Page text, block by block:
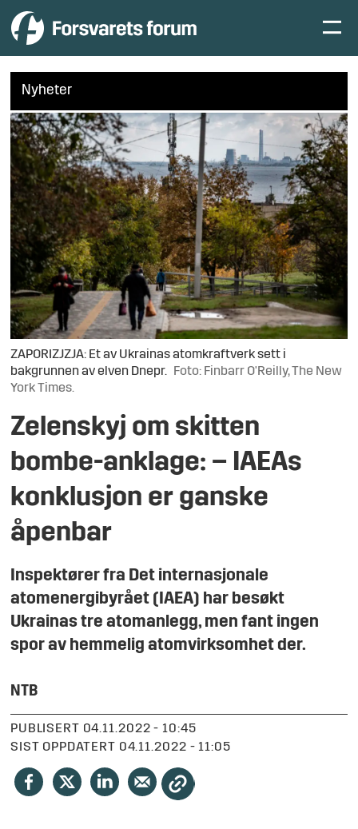
Nyheter
ZAPORIZJZJA: Et av Ukrainas atomkraftverk sett i
bakgrunnen av elven Dnepr.
Foto: Finbarr O'Reilly, The New
York Times.
Zelenskyj om skitten
bombe-anklage: – IAEAs
konklusjon er ganske
åpenbar
Inspektører fra Det internasjonale
atomenergibyrået (IAEA) har besøkt
Ukrainas tre atomanlegg, men fant ingen
spor av hemmelig atomvirksomhet der.
NTB
PUBLISERT
04.11.2022 - 10:45
SIST OPPDATERT
04.11.2022 - 11:05